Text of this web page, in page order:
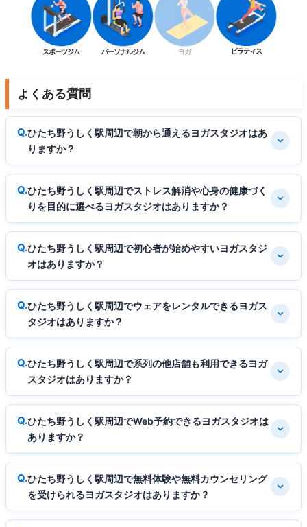
スポーツジム パーソナルジム ヨガ ピラティス
よくある質問
ひたち野うしく駅周辺で朝から通えるヨガスタジオはあ
りますか？
ひたち野うしく駅周辺でストレス解消や心身の健康づく
りを目的に選べるヨガスタジオはありますか？
ひたち野うしく駅周辺で初心者が始めやすいヨガスタジ
オはありますか？
ひたち野うしく駅周辺でウェアをレンタルできるヨガス
タジオはありますか？
ひたち野うしく駅周辺で系列の他店舗も利用できるヨガ
スタジオはありますか？
ひたち野うしく駅周辺でWeb予約できるヨガスタジオは
ありますか？
ひたち野うしく駅周辺で無料体験や無料カウンセリング
を受けられるヨガスタジオはありますか？